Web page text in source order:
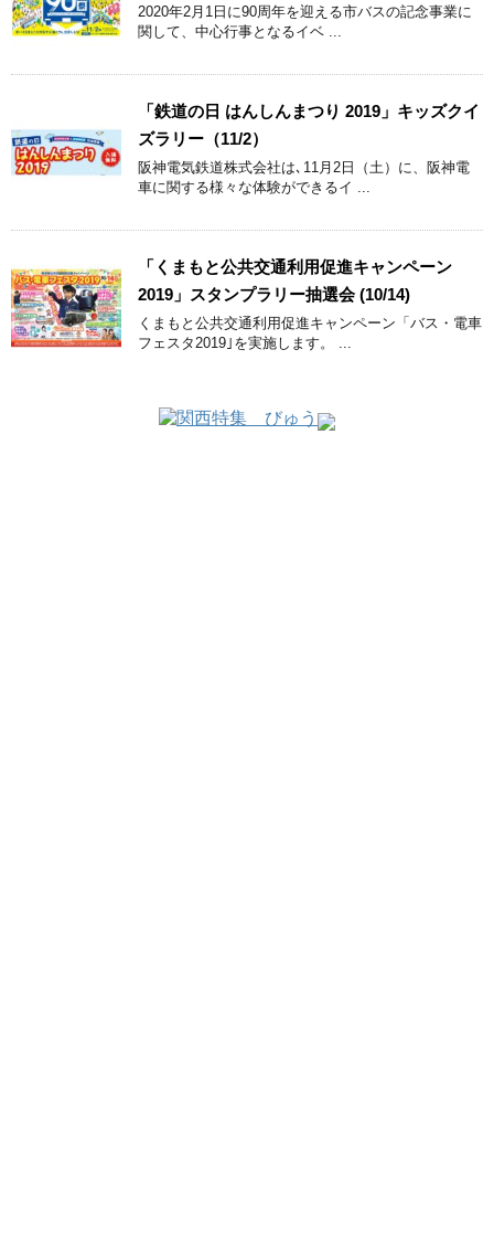
2020年2月1日に90周年を迎える市バスの記念事業に
関して、中心行事となるイベ ...
「鉄道の日 はんしんまつり 2019」キッズクイ
ズラリー（11/2）
阪神電気鉄道株式会社は､11月2日（土）に、阪神電
車に関する様々な体験ができるイ ...
「くまもと公共交通利用促進キャンペーン
2019」スタンプラリー抽選会 (10/14)
くまもと公共交通利用促進キャンペーン「バス・電車
フェスタ2019｣を実施します。 ...